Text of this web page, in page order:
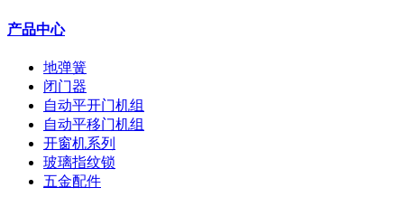
产品中心
地弹簧
闭门器
自动平开门机组
自动平移门机组
开窗机系列
玻璃指纹锁
五金配件